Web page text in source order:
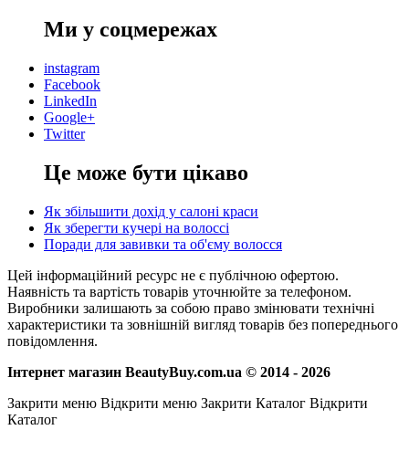
Ми у соцмережах
instagram
Facebook
LinkedIn
Google+
Twitter
Це може бути цікаво
Як збільшити дохід у салоні краси
Як зберегти кучері на волоссі
Поради для завивки та об'єму волосся
Цей інформаційний ресурс не є публічною офертою.
Наявність та вартість товарів уточнюйте за телефоном.
Виробники залишають за собою право змінювати технічні
характеристики та зовнішній вигляд товарів без попереднього
повідомлення.
Інтернет магазин BeautyBuy.com.ua © 2014 - 2026
Закрити меню Відкрити меню Закрити Каталог Відкрити
Каталог